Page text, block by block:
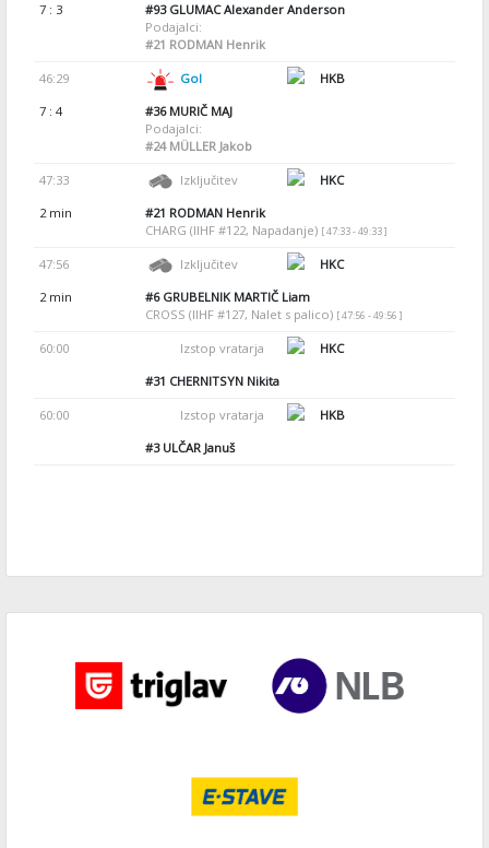
7 : 3
#93GLUMAC Alexander Anderson
Podajalci:
#21 RODMAN Henrik
46:29 Gol
HKB
7 : 4
#36MURIČ MAJ
Podajalci:
#24MÜLLER Jakob
47:33 Izključitev
HKC
2 min
#21 RODMAN Henrik
CHARG (IIHF #122, Napadanje) [ 47:33 - 49:33 ]
47:56 Izključitev
HKC
2 min
#6GRUBELNIK MARTIČ Liam
CROSS (IIHF #127, Nalet s palico) [ 47:56 - 49:56 ]
60:00 Izstop vratarja
HKC
#31 CHERNITSYN Nikita
60:00 Izstop vratarja
HKB
#3ULČAR Januš